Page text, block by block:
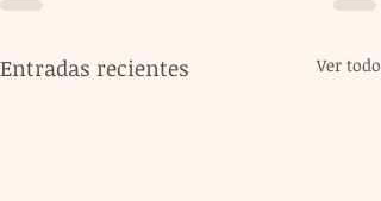
Entradas recientes Ver todo